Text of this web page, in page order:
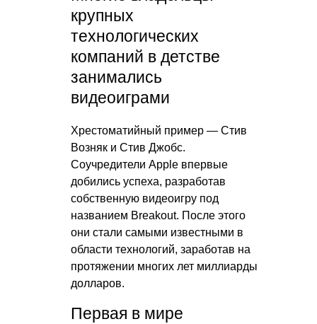
крупных
технологических
компаний в детстве
занимались
видеоиграми
Хрестоматийный пример — Стив
Возняк и Стив Джобс.
Соучредители Apple впервые
добились успеха, разработав
собственную видеоигру под
названием Breakout. После этого
они стали самыми известными в
области технологий, заработав на
протяжении многих лет миллиарды
долларов.
Первая в мире